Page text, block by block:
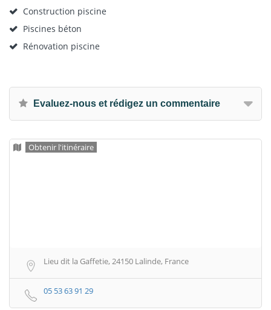
Construction piscine
Piscines béton
Rénovation piscine
Evaluez-nous et rédigez un commentaire
Obtenir l'itinéraire
Lieu dit la Gaffetie, 24150 Lalinde, France
05 53 63 91 29